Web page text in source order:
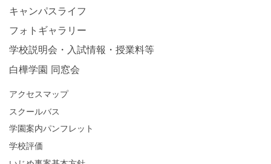
キャンパスライフ
フォトギャラリー
学校説明会・入試情報・授業料等
白樺学園 同窓会
アクセスマップ
スクールバス
学園案内パンフレット
学校評価